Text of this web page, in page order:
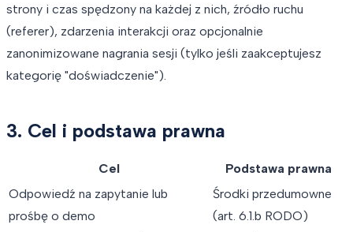
strony i czas spędzony na każdej z nich, źródło ruchu
(referer), zdarzenia interakcji oraz opcjonalnie
zanonimizowane nagrania sesji (tylko jeśli zaakceptujesz
kategorię "doświadczenie").
3. Cel i podstawa prawna
Cel
Podstawa prawna
Odpowiedź na zapytanie lub
prośbę o demo
Środki przedumowne
(art. 6.1.b RODO)